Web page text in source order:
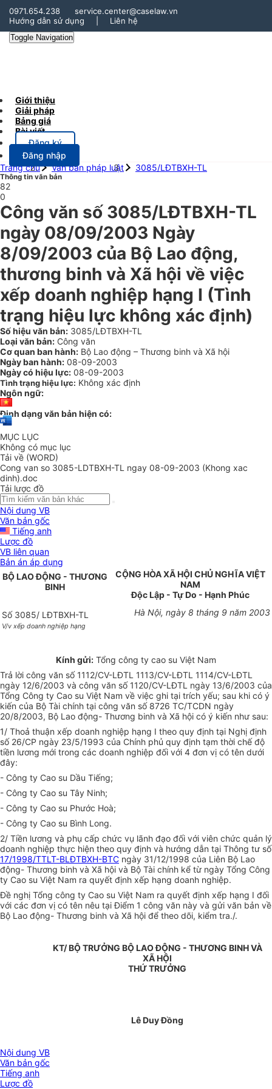
0971.654.238
service.center@caselaw.vn
Hướng dẫn sử dụng
Liên hệ
Toggle Navigation
Giới thiệu
Giải pháp
Bảng giá
Bài viết
Đăng ký
Đăng nhập
Trang chủ
Văn bản pháp luật 3085/LĐTBXH-TL
Thông tin văn bản
82
0
Công văn số 3085/LĐTBXH-TL
ngày 08/09/2003 Ngày
8/09/2003 của Bộ Lao động,
thương binh và Xã hội về việc
xếp doanh nghiệp hạng I (Tình
trạng hiệu lực không xác định)
Số hiệu văn bản: 3085/LĐTBXH-TL
Loại văn bản: Công văn
Cơ quan ban hành: Bộ Lao động – Thương binh và Xã hội
Ngày ban hành: 08-09-2003
Ngày có hiệu lực: 08-09-2003
Tình trạng hiệu lực: Không xác định
Ngôn ngữ:
Định dạng văn bản hiện có:
MỤC LỤC
Không có mục lục
Tải về (WORD)
Cong van so 3085-LDTBXH-TL ngay 08-09-2003 (Khong xac
dinh).doc
Tải lược đồ
Nội dung VB
Văn bản gốc
Tiếng anh
Lược đồ
VB liên quan
Bản án áp dụng
BỘ LAO ĐỘNG - THƯƠNG
BINH
CỘNG HÒA XÃ HỘI CHỦ NGHĨA VIỆT
NAM
Độc Lập - Tự Do - Hạnh Phúc
Số 3085/ LĐTBXH-TL
V/v xếp doanh nghiệp hạng
Hà Nội, ngày 8 tháng 9 năm 2003
Kính gửi: Tổng công ty cao su Việt Nam
Trả lời công văn số 1112/CV-LĐTL 1113/CV-LĐTL 1114/CV-LĐTL
ngày 12/6/2003 và công văn số 1120/CV-LĐTL ngày 13/6/2003 của
Tổng Công ty Cao su Việt Nam về việc ghi tại trích yếu; sau khi có ý
kiến của Bộ Tài chính tại công văn số 8726 TC/TCDN ngày
20/8/2003, Bộ Lao động- Thương binh và Xã hội có ý kiến như sau:
1/ Thoả thuận xếp doanh nghiệp hạng I theo quy định tại Nghị định
số 26/CP ngày 23/5/1993 của Chính phủ quy định tạm thời chế độ
tiền lương mới trong các doanh nghiệp đối với 4 đơn vị có tên dưới
đây:
- Công ty Cao su Dầu Tiếng;
- Công ty Cao su Tây Ninh;
- Công ty Cao su Phước Hoà;
- Công ty Cao su Bình Long.
2/ Tiền lương và phụ cấp chức vụ lãnh đạo đối với viên chức quản lý
doanh nghiệp thực hiện theo quy định và hướng dẫn tại Thông tư số
17/1998/TTLT-BLĐTBXH-BTC ngày 31/12/1998 của Liên Bộ Lao
động- Thương binh và Xã hội và Bộ Tài chính kể từ ngày Tổng Công
ty Cao su Việt Nam ra quyết định xếp hạng doanh nghiệp.
Đề nghị Tổng công ty Cao su Việt Nam ra quyết định xếp hạng I đối
với các đơn vị có tên nêu tại Điểm 1 công văn này và gửi văn bản về
Bộ Lao động- Thương binh và Xã hội để theo dõi, kiểm tra./.
KT/ BỘ TRƯỞNG BỘ LAO ĐỘNG - THƯƠNG BINH VÀ
XÃ HỘI
THỨ TRƯỞNG
Lê Duy Đồng
Nội dung VB
Văn bản gốc
Tiếng anh
Lược đồ